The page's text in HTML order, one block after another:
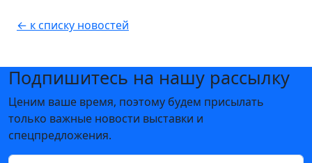
← к списку новостей
Подпишитесь на нашу рассылку
Ценим ваше время, поэтому будем присылать
только важные новости выставки и
спецпредложения.